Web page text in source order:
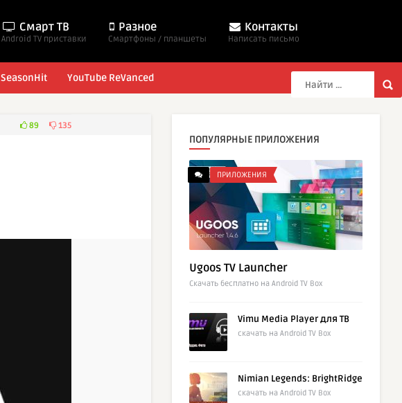
Смарт ТВ
Android TV приставки
Разное
Смартфоны / планшеты
Контакты
Написать письмо
SeasonHit YouTube ReVanced
89 135
ПОПУЛЯРНЫЕ ПРИЛОЖЕНИЯ
ПРИЛОЖЕНИЯ
Ugoos TV Launcher
Cкачать бесплатно на Android TV Box
Vimu Media Player для ТВ
скачать на Android TV Box
Nimian Legends: BrightRidge
скачать на Android TV Box